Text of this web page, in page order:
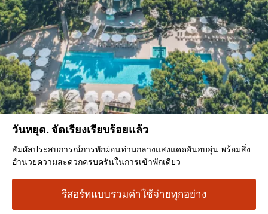
วันหยุด. จัดเรียงเรียบร้อยแล้ว
สัมผัสประสบการณ์การพักผ่อนท่ามกลางแสงแดดอันอบอุ่น พร้อมสิ่ง
อำนวยความสะดวกครบครันในการเข้าพักเดียว
รีสอร์ทแบบรวมค่าใช้จ่ายทุกอย่าง